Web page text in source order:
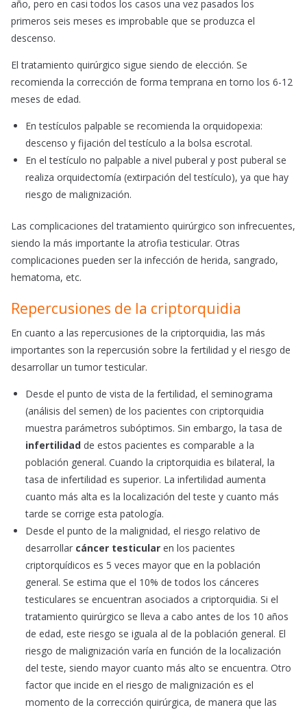
año, pero en casi todos los casos una vez pasados los
primeros seis meses es improbable que se produzca el
descenso.
El tratamiento quirúrgico sigue siendo de elección. Se
recomienda la corrección de forma temprana en torno los 6-12
meses de edad.
En testículos palpable se recomienda la orquidopexia:
descenso y fijación del testículo a la bolsa escrotal.
En el testículo no palpable a nivel puberal y post puberal se
realiza orquidectomía (extirpación del testículo), ya que hay
riesgo de malignización.
Las complicaciones del tratamiento quirúrgico son infrecuentes,
siendo la más importante la atrofia testicular. Otras
complicaciones pueden ser la infección de herida, sangrado,
hematoma, etc.
Repercusiones de la criptorquidia
En cuanto a las repercusiones de la criptorquidia, las más
importantes son la repercusión sobre la fertilidad y el riesgo de
desarrollar un tumor testicular.
Desde el punto de vista de la fertilidad, el seminograma
(análisis del semen) de los pacientes con criptorquidia
muestra parámetros subóptimos. Sin embargo, la tasa de
infertilidad de estos pacientes es comparable a la
población general. Cuando la criptorquidia es bilateral, la
tasa de infertilidad es superior. La infertilidad aumenta
cuanto más alta es la localización del teste y cuanto más
tarde se corrige esta patología.
Desde el punto de la malignidad, el riesgo relativo de
desarrollar cáncer testicular en los pacientes
criptorquídicos es 5 veces mayor que en la población
general. Se estima que el 10% de todos los cánceres
testiculares se encuentran asociados a criptorquidia. Si el
tratamiento quirúrgico se lleva a cabo antes de los 10 años
de edad, este riesgo se iguala al de la población general. El
riesgo de malignización varía en función de la localización
del teste, siendo mayor cuanto más alto se encuentra. Otro
factor que incide en el riesgo de malignización es el
momento de la corrección quirúrgica, de manera que las